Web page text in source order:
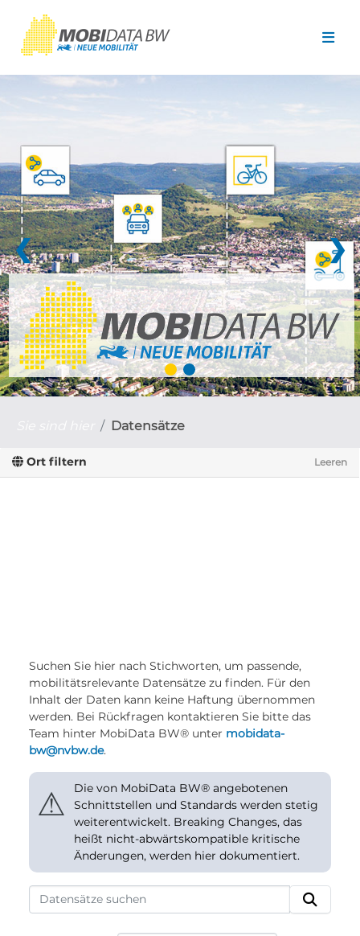
❮ ❯
Datensätze
Ort filtern Leeren
Suchen Sie hier nach Stichworten, um passende,
mobilitätsrelevante Datensätze zu finden. Für den
Inhalt der Daten kann keine Haftung übernommen
werden. Bei Rückfragen kontaktieren Sie bitte das
Team hinter MobiData BW® unter mobidata-
bw@nvbw.de.
⚠
Die von MobiData BW® angebotenen
Schnittstellen und Standards werden stetig
weiterentwickelt. Breaking Changes, das
heißt nicht-abwärtskompatible kritische
Änderungen, werden hier dokumentiert.